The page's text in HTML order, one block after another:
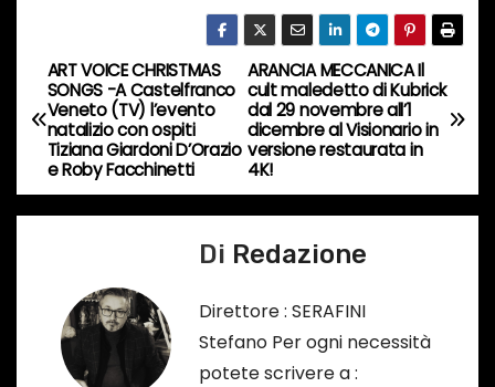
…
N
a
v
i
ARANCIA MECCANICA Il
cult maledetto di Kubrick
dal 29 novembre all’1
dicembre al Visionario in
versione restaurata in
4K!
ART VOICE CHRISTMAS
SONGS -A Castelfranco
Veneto (TV) l’evento
natalizio con ospiti
Tiziana Giardoni D’Orazio
e Roby Facchinetti
Di Redazione
Direttore : SERAFINI
Stefano Per ogni necessità
potete scrivere a :